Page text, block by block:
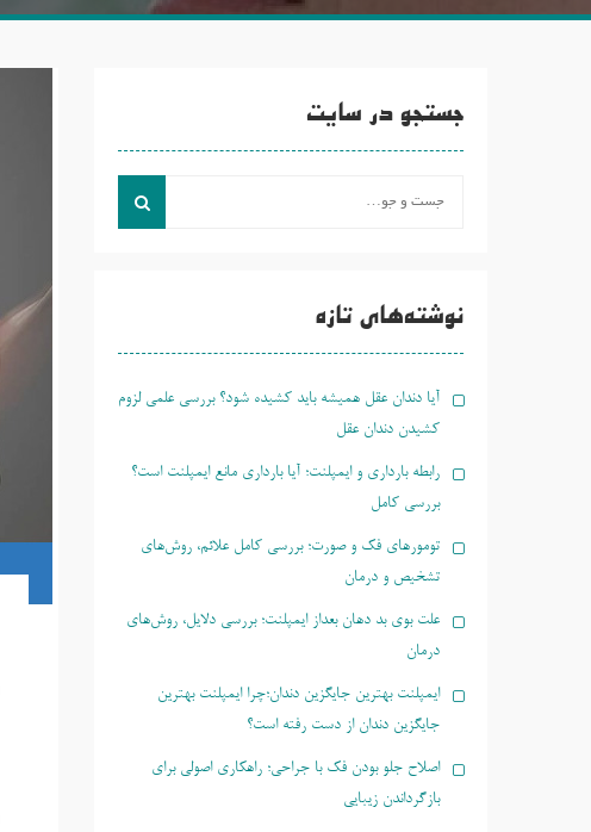
جستجو در سایت
نوشته‌های تازه
آیا دندان عقل همیشه باید کشیده شود؟ بررسی علمی لزوم
کشیدن دندان عقل
رابطه بارداری و ایمپلنت؛ آیا بارداری مانع ایمپلنت است؟
بررسی کامل
تومورهای فک و صورت؛ بررسی کامل علائم، روش‌های
تشخیص و درمان
علت بوی بد دهان بعداز ایمپلنت؛ بررسی دلایل، روش‌های
درمان
ایمپلنت بهترین جایگزین دندان؛چرا ایمپلنت بهترین
جایگزین دندان از دست رفته است؟
اصلاح جلو بودن فک با جراحی؛ راهکاری اصولی برای
بازگرداندن زیبایی